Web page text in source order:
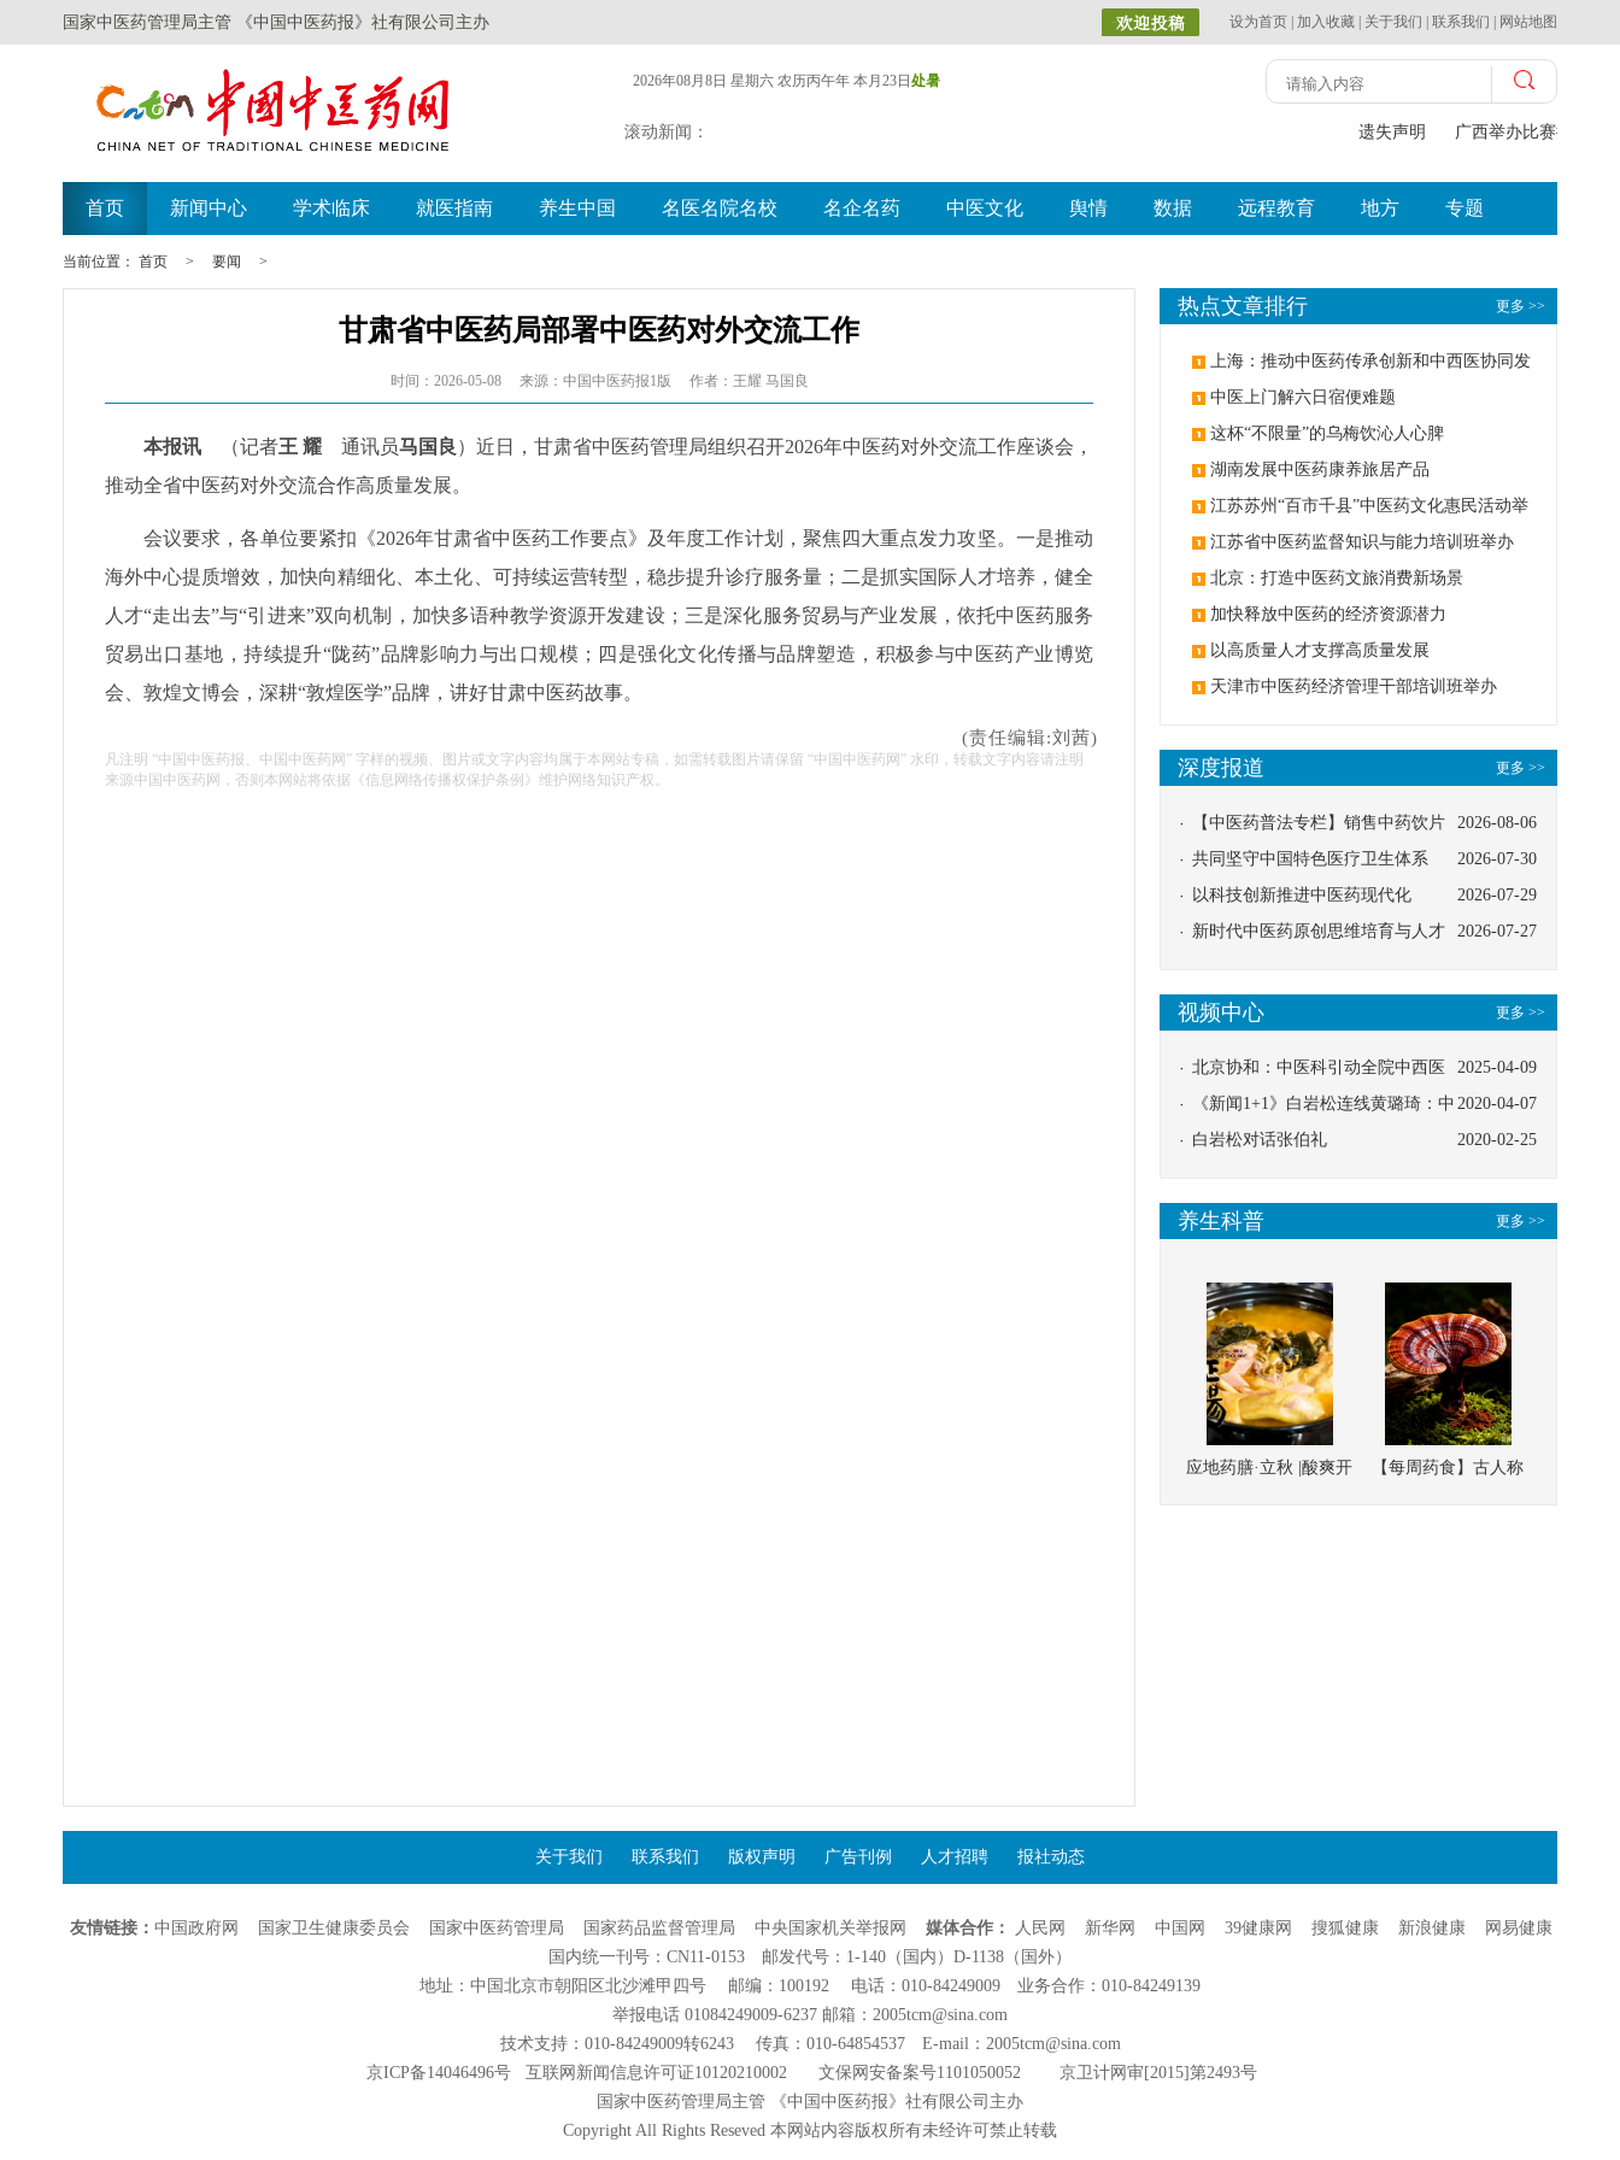
国家中医药管理局主管 《中国中医药报》社有限公司主办 设为首页 加入收藏 关于我们 联系我们 网站地图
2026年08月8日 星期六 农历丙午年 本月23日 处暑
滚动新闻： 遗失声明 广西举办比赛探索中
首页 新闻中心 学术临床 就医指南 养生中国 名医名院名校 名企名药 中医文化 舆情 数据 远程教育 地方 专题
当前位置： 首页 > 要闻 >
甘肃省中医药局部署中医药对外交流工作
时间：2026-05-08 来源：中国中医药报1版 作者：王耀 马国良
本报讯 （记者王 耀 通讯员马国良 ）近日，甘肃省中医药管理局组织召开2026年中医药对外交流工作座谈会，
推动全省中医药对外交流合作高质量发展。
会议要求，各单位要紧扣《2026年甘肃省中医药工作要点》及年度工作计划，聚焦四大重点发力攻坚。一是推动
海外中心提质增效，加快向精细化、本土化、可持续运营转型，稳步提升诊疗服务量；二是抓实国际人才培养，健全
人才“走出去”与“引进来”双向机制，加快多语种教学资源开发建设；三是深化服务贸易与产业发展，依托中医药服务
贸易出口基地，持续提升“陇药”品牌影响力与出口规模；四是强化文化传播与品牌塑造，积极参与中医药产业博览
会、敦煌文博会，深耕“敦煌医学”品牌，讲好甘肃中医药故事。
(责任编辑:刘茜)
凡注明 “中国中医药报、中国中医药网” 字样的视频、图片或文字内容均属于本网站专稿，如需转载图片请保留 “中国中医药网” 水印，转载文字内容请注明
来源中国中医药网，否则本网站将依据《信息网络传播权保护条例》维护网络知识产权。
更多 >>
热点文章排行
上海：推动中医药传承创新和中西医协同发
展 中医上门解六日宿便难题
这杯“不限量”的乌梅饮沁人心脾
湖南发展中医药康养旅居产品
江苏苏州“百市千县”中医药文化惠民活动举
办 江苏省中医药监督知识与能力培训班举办
北京：打造中医药文旅消费新场景
加快释放中医药的经济资源潜力
以高质量人才支撑高质量发展
天津市中医药经济管理干部培训班举办
更多 >>
深度报道
2026-08-06
【中医药普法专栏】销售中药饮片
应告知煎服方法及注意事项
2026-07-30
共同坚守中国特色医疗卫生体系
2026-07-29
以科技创新推进中医药现代化
2026-07-27
新时代中医药原创思维培育与人才
更多 >>
视频中心
2025-04-09
北京协和：中医科引动全院中西医
协同
2020-04-07
《新闻1+1》白岩松连线黄璐琦：中
医救治的临床效果
2020-02-25
白岩松对话张伯礼
更多 >>
养生科普
应地药膳·立秋 |酸爽开
【每周药食】古人称
关于我们 联系我们 版权声明 广告刊例 人才招聘 报社动态
友情链接： 中国政府网 国家卫生健康委员会 国家中医药管理局 国家药品监督管理局 中央国家机关举报网 媒体合作： 人民网 新华网 中国网 39健康网 搜狐健康 新浪健康
网易健康
国内统一刊号：CN11-0153 邮发代号：1-140（国内）D-1138（国外）
地址：中国北京市朝阳区北沙滩甲四号 邮编：100192 电话：010-84249009 业务合作：010-84249139
举报电话 01084249009-6237 邮箱：2005tcm@sina.com
技术支持：010-84249009转6243 传真：010-64854537 E-mail：2005tcm@sina.com
京ICP备14046496号
互联网新闻信息许可证10120210002文保网安备案号1101050052 京卫计网审[2015]第2493号
国家中医药管理局主管 《中国中医药报》社有限公司主办
Copyright All Rights Reseved 本网站内容版权所有未经许可禁止转载